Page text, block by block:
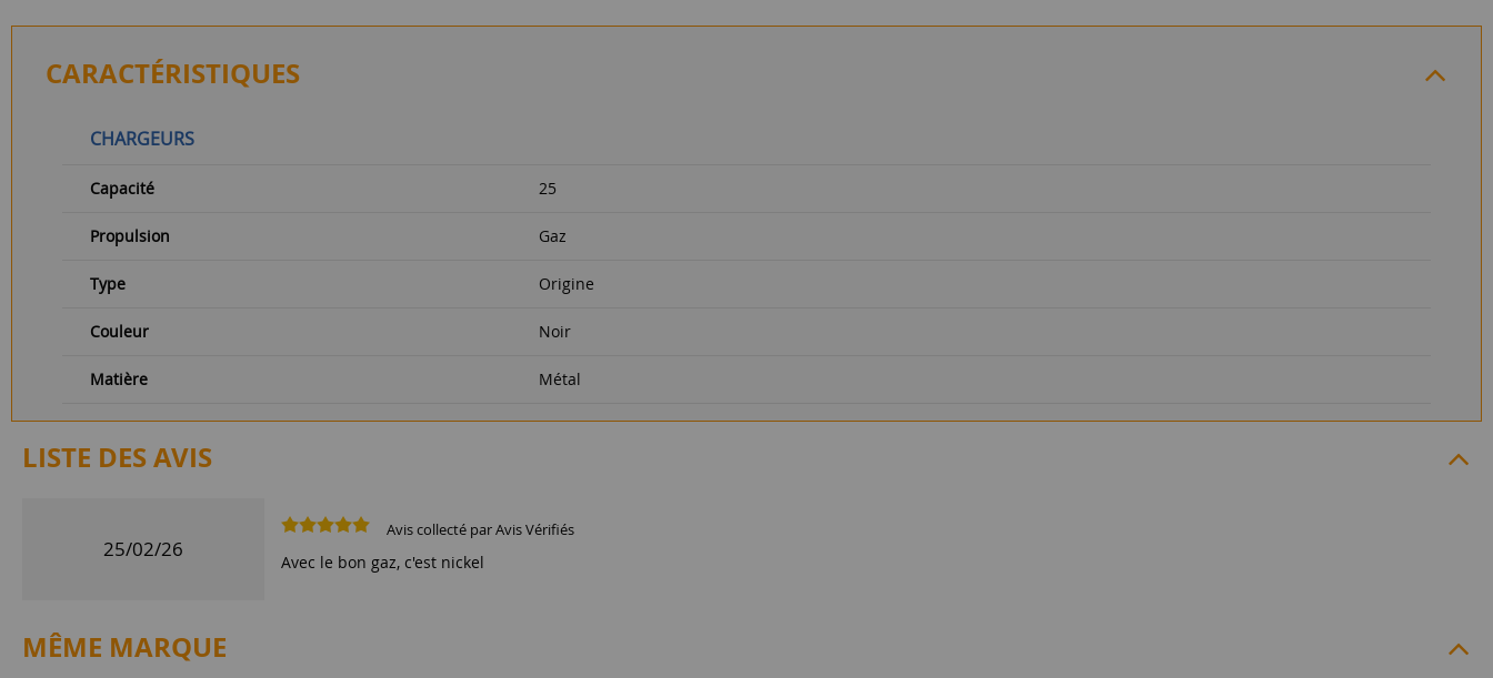
CARACTÉRISTIQUES
CHARGEURS
Capacité 25
Propulsion Gaz
Type Origine
Couleur Noir
Matière Métal
LISTE DES AVIS
25/02/26
Avis collecté par Avis Vérifiés
Avec le bon gaz, c'est nickel
MÊME MARQUE